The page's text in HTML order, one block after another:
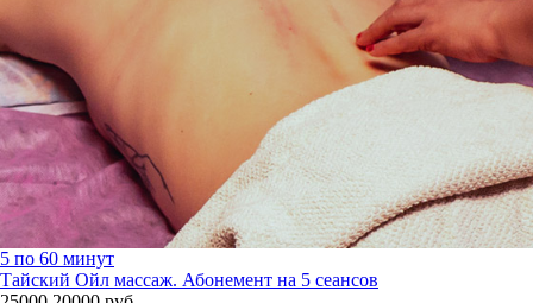
5 по 60 минут
Тайский Ойл массаж. Абонемент на 5 сеансов